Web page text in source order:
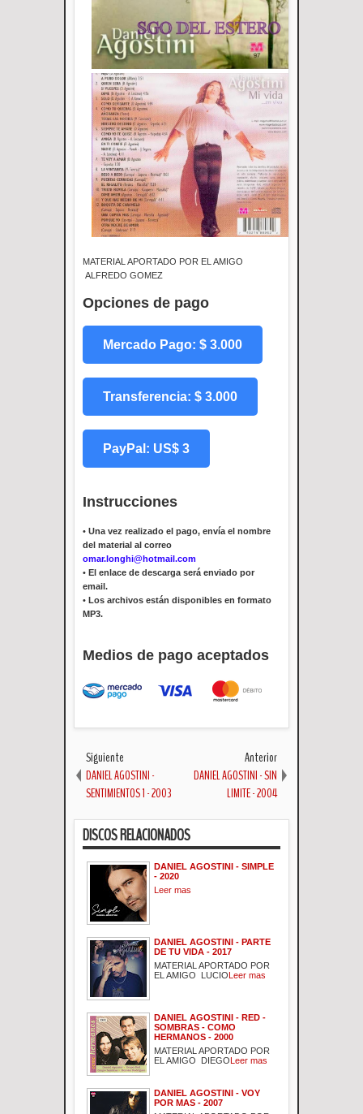
MATERIAL APORTADO POR EL AMIGO
ALFREDO GOMEZ
Opciones de pago
Mercado Pago: $ 3.000
Transferencia: $ 3.000
PayPal: US$ 3
Instrucciones
• Una vez realizado el pago, envía el nombre
del material al correo
omar.longhi@hotmail.com
• El enlace de descarga será enviado por
email.
• Los archivos están disponibles en formato
MP3.
Medios de pago aceptados
Siguiente
DANIEL AGOSTINI -
SENTIMIENTOS 1 - 2003
Anterior
DANIEL AGOSTINI - SIN
LIMITE - 2004
DISCOS RELACIONADOS
DANIEL AGOSTINI - SIMPLE
- 2020
Leer mas
DANIEL AGOSTINI - PARTE
DE TU VIDA - 2017
MATERIAL APORTADO POR
EL AMIGO LUCIOLeer mas
DANIEL AGOSTINI - RED -
SOMBRAS - COMO
HERMANOS - 2000
MATERIAL APORTADO POR
EL AMIGO DIEGOLeer mas
DANIEL AGOSTINI - VOY
POR MAS - 2007